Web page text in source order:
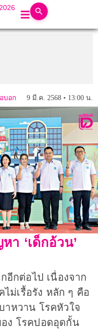
บอก 9 มี.ค. 2568 • 13:00 น.
‘เด็กอ้วน’
อีกต่อไป เนื่องจาก
ม่เรื้อรัง หลัก ๆ คือ
าหวาน โรคหัวใจ
ง โรคปอดอุดกั้น